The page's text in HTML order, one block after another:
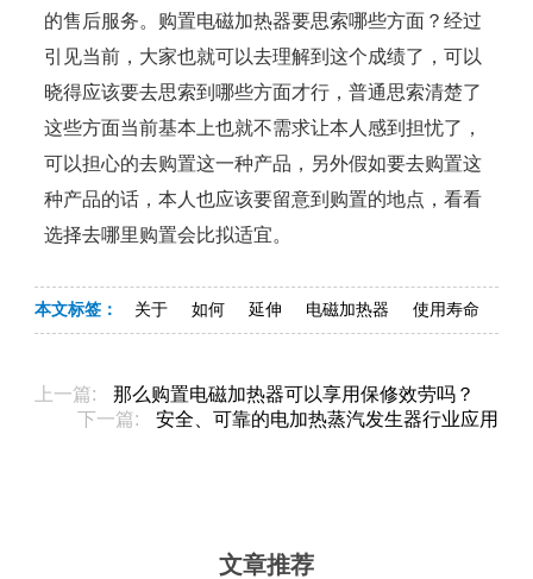
的售后服务。购置电磁加热器要思索哪些方面？经过
引见当前，大家也就可以去理解到这个成绩了，可以
晓得应该要去思索到哪些方面才行，普通思索清楚了
这些方面当前基本上也就不需求让本人感到担忧了，
可以担心的去购置这一种产品，另外假如要去购置这
种产品的话，本人也应该要留意到购置的地点，看看
选择去哪里购置会比拟适宜。
本文标签： 关于 如何 延伸 电磁加热器​ 使用寿命
上一篇:
那么购置电磁加热器​可以享用保修效劳吗？
下一篇:
安全、可靠的电加热蒸汽发生器行业应用
文章推荐